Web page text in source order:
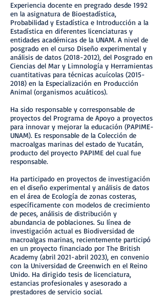
Experiencia docente en pregrado desde 1992
en la asignatura de Bioestadística,
Probabilidad y Estadística e Introducción a la
Estadística en diferentes licenciaturas y
entidades académicas de la UNAM. A nivel de
posgrado en el curso Diseño experimental y
análisis de datos (2018-2012), del Posgrado en
Ciencias del Mar y Limnología y Herramientas
cuantitativas para técnicas acuícolas (2015-
2018) en la Especialización en Producción
Animal (organismos acuáticos).
Ha sido responsable y corresponsable de
proyectos del Programa de Apoyo a proyectos
para innovar y mejorar la educación (PAPIME-
UNAM). Es responsable de la Colección de
macroalgas marinas del estado de Yucatán,
producto del proyecto PAPIME del cual fue
responsable.
Ha participado en proyectos de investigación
en el diseño experimental y análisis de datos
en el área de Ecología de zonas costeras,
específicamente con modelos de crecimiento
de peces, análisis de distribución y
abundancia de poblaciones. Su línea de
investigación actual es Biodiversidad de
macroalgas marinas, recientemente participó
en un proyecto financiado por The British
Academy (abril 2021-abril 2023), en convenio
con la Universidad de Greenwich en el Reino
Unido. Ha dirigido tesis de licenciatura,
estancias profesionales y asesorado a
prestadores de servicio social.